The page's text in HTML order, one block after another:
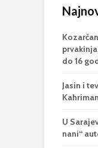
do 16
Jasin i
U
nani“